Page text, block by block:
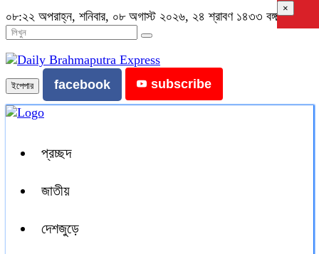
০৮:২২ অপরাহ্ন, শনিবার, ০৮ অগাস্ট ২০২৬, ২৪ শ্রাবণ ১৪৩৩ বঙ্গাব্দ
ইপেপার facebook subscribe
প্রচ্ছদ
জাতীয়
দেশজুড়ে
×